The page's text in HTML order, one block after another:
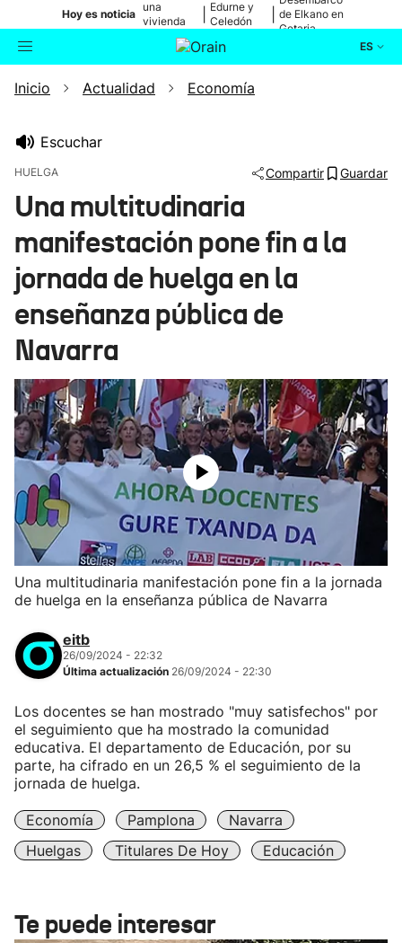
Hoy es noticia
una
vivienda
de Bilbao
Edurne y
Celedón
de Elkano en
Getaria
ES
Buscador Actualidad
Ikusmiran
Eguraldia
Inicio Actualidad Economía
Escuchar
HUELGA Compartir Guardar
Una multitudinaria
manifestación pone fin a la
jornada de huelga en la
enseñanza pública de
Navarra
Una multitudinaria manifestación pone fin a la jornada
de huelga en la enseñanza pública de Navarra
eitb
26/09/2024 - 22:32
Última actualización 26/09/2024 - 22:30
Los docentes se han mostrado "muy satisfechos" por
el seguimiento que ha mostrado la comunidad
educativa. El departamento de Educación, por su
parte, ha cifrado en un 26,5 % el seguimiento de la
jornada de huelga.
Economía Pamplona
Navarra
Huelgas
Titulares De Hoy Educación
Te puede interesar